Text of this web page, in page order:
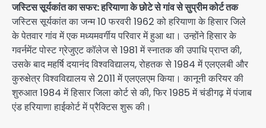
जस्टिस सूर्यकांत का सफर: हरियाणा के छोटे से गांव से सुप्रीम कोर्ट तक
जस्टिस सूर्यकांत का जन्म 10 फरवरी 1962 को हरियाणा के हिसार जिले
के पेतवार गांव में एक मध्यमवर्गीय परिवार में हुआ था। उन्होंने हिसार के
गवर्नमेंट पोस्ट ग्रेजुएट कॉलेज से 1981 में स्नातक की उपाधि प्राप्त की,
उसके बाद महर्षि दयानंद विश्वविद्यालय, रोहतक से 1984 में एलएलबी और
कुरुक्षेत्र विश्वविद्यालय से 2011 में एलएलएम किया। कानूनी करियर की
शुरुआत 1984 में हिसार जिला कोर्ट से की, फिर 1985 में चंडीगढ़ में पंजाब
एंड हरियाणा हाईकोर्ट में प्रैक्टिस शुरू की।